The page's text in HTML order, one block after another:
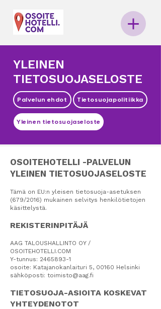
YLEINEN
TIETOSUOJASELOSTE
Palvelun ehdot Tietosuojapolitiikka
Yleinen tietosuojaseloste
OSOITEHOTELLI -PALVELUN
YLEINEN TIETOSUOJASELOSTE
Tämä on EU:n yleisen tietosuoja-asetuksen
(679/2016) mukainen selvitys henkilötietojen
käsittelystä.
REKISTERINPITÄJÄ
AAG TALOUSHALLINTO OY /
OSOITEHOTELLI.COM
Y-tunnus: 2465893-1
osoite: Katajanokanlaituri 5, 00160 Helsinki
sähköposti: toimisto@aag.fi
TIETOSUOJA-ASIOITA KOSKEVAT
YHTEYDENOTOT